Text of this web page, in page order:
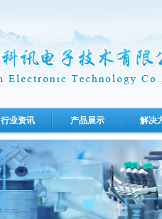
行业资讯 产品展示 解决